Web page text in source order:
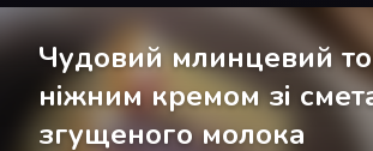
Чудовий млинцевий
ніжним кремом зі
згущеного молока